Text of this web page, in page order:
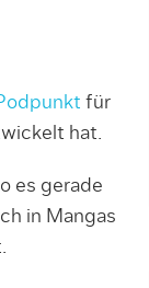
für
hat.
es gerade
in Mangas